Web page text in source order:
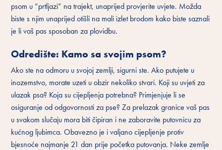
psom u “prtljazi” na trajekt, unaprijed provjerite uvjete. Možda
biste s njim unaprijed otišli na mali izlet brodom kako biste saznali
je li vaš pas sposoban za plovidbu.
Odredište: Kamo sa svojim psom?
Ako ste na odmoru u svojoj zemlji, sigurni ste. Ako putujete u
inozemstvo, morate uzeti u obzir nekoliko stvari. Koji su uvjeti za
ulazak psa? Koja su cijepljenja potrebna? Primjenjuje li se
osiguranje od odgovornosti za pse? Za prelazak granice vaš pas
u svakom slučaju mora biti čipiran i ne zaboravite putovnicu za
kućnog ljubimca. Obavezno je i valjano cijepljenje protiv
bjesnoće najmanje 21 dan prije početka putovanja. Neke zemlje